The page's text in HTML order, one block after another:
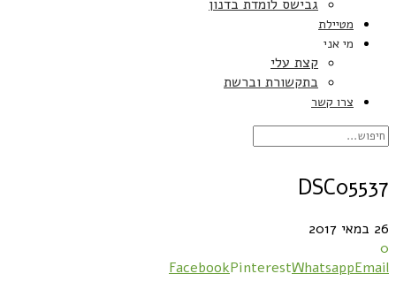
גבישס לומדת בדנון
מטיילת
מי אני
קצת עלי
בתקשורת וברשת
צרו קשר
DSC05537
26 במאי 2017
0
FacebookPinterestWhatsappEmail